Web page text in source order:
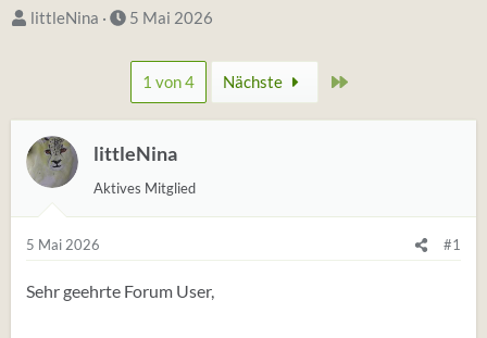
S
t
e
r
n
littleNina
D
u
m
S
t
5 Mai 2026
1 von 4 Nächste
littleNina
Aktives Mitglied
5 Mai 2026 #1
Sehr geehrte Forum User,